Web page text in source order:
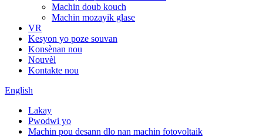
Machin doub kouch
Machin mozayik glase
VR
Kesyon yo poze souvan
Konsènan nou
Nouvèl
Kontakte nou
English
Lakay
Pwodwi yo
Machin pou desann dlo nan machin fotovoltaik